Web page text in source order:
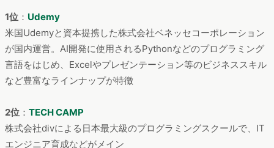
1位 ： Udemy
米国Udemyと資本提携した株式会社ベネッセコーポレーション
が国内運営。AI開発に使用されるPythonなどのプログラミング
言語をはじめ、Excelやプレゼンテーション等のビジネススキル
など豊富なラインナップが特徴
2位 ： TECH CAMP
株式会社divによる日本最大級のプログラミングスクールで、IT
エンジニア育成などがメイン